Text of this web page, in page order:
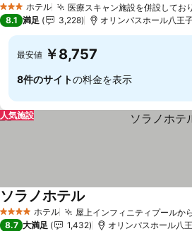
3 ホテルのランク
ホテル 医療スキャン施設を併設してお
8.1 満足 3,228 オリンパスホール八王
最安値 ￥8,757
8件のサイトの料金を表示
人気施設
4 ホテルのランク
ホテル 屋上インフィニティプールか
ソラノホテル
8.7 大満足 1,432 オリンパスホール八